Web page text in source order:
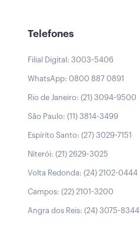
Telefones
Filial Digital: 3003-5406
WhatsApp: 0800 887 0891
Rio de Janeiro: (21) 3094-9500
São Paulo: (11) 3814-3499
Espírito Santo: (27) 3029-7151
Niterói: (21) 2629-3025
Volta Redonda: (24) 2102-0444
Campos: (22) 2101-3200
Angra dos Reis: (24) 3075-8344